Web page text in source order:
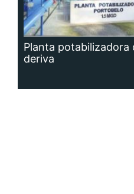
Planta potabilizadora
deriva